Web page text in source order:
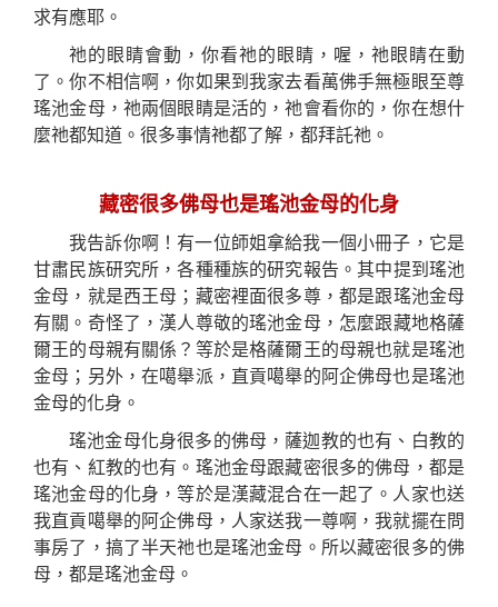
求有應耶 。
祂的眼睛會動，你看祂的眼睛，喔，祂眼睛在動
了。你不相信啊 ，你如果到我家去看萬佛手無極眼至尊
瑤池金母，祂兩個眼睛是活的，祂會看你的，你在想什
麼祂都知道。很多事情祂都了解，都拜託祂。
藏密很多佛母也是瑤池金母的化身
我告訴你啊！有一位師姐拿給我一個小冊子，它是
甘肅民族研究所，各種種族的研究報告。其中提到瑤池
金母，就是西王母；藏密裡面很多尊， 都是跟瑤池金母
有關 。 奇怪了，漢人尊敬的瑤池金母，怎麼跟藏地格薩
爾王的母親有關係？等於是格薩爾王的母親也就是瑤池
金母；另外，在噶舉派，直貢噶舉的阿企佛母也是瑤池
金母的化身。
瑤池金母化身很多的佛母，薩迦教的也有、白教的
也有、紅教的也有。瑤池金母跟藏密很多的佛母，都是
瑤池金母的化身，等於是漢藏混合在一起了。人家也送
我直貢噶舉的阿企佛母，人家送我一尊啊，我就擺在問
事房了，搞了半天祂也是瑤池金母。所以藏密很多的佛
母， 都是瑤池金母。